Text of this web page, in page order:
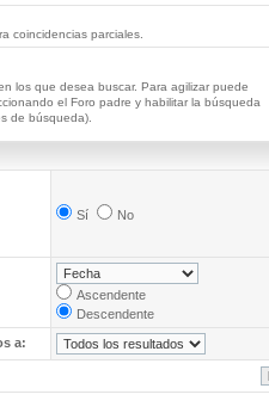
coincidencias parciales.
los que desea buscar. Para agilizar puede
el Foro padre y habilitar la búsqueda
de búsqueda).
Sí No
Ascendente
Descendente
a: